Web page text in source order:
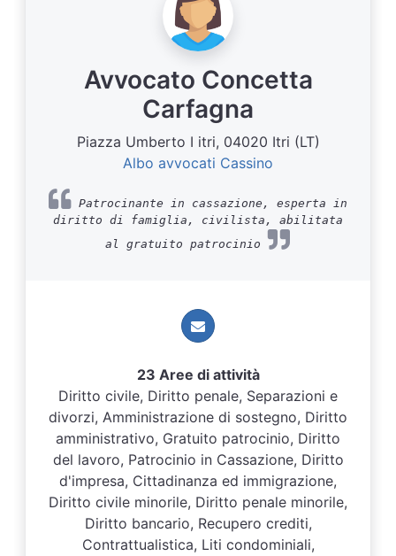
Avvocato Concetta
Carfagna
Piazza Umberto I itri, 04020 Itri (LT)
Albo avvocati Cassino
Patrocinante in cassazione, esperta in
diritto di famiglia, civilista, abilitata
al gratuito patrocinio
23 Aree di attività
Diritto civile, Diritto penale, Separazioni e
divorzi, Amministrazione di sostegno, Diritto
amministrativo, Gratuito patrocinio, Diritto
del lavoro, Patrocinio in Cassazione, Diritto
d'impresa, Cittadinanza ed immigrazione,
Diritto civile minorile, Diritto penale minorile,
Diritto bancario, Recupero crediti,
Contrattualistica, Liti condominiali,